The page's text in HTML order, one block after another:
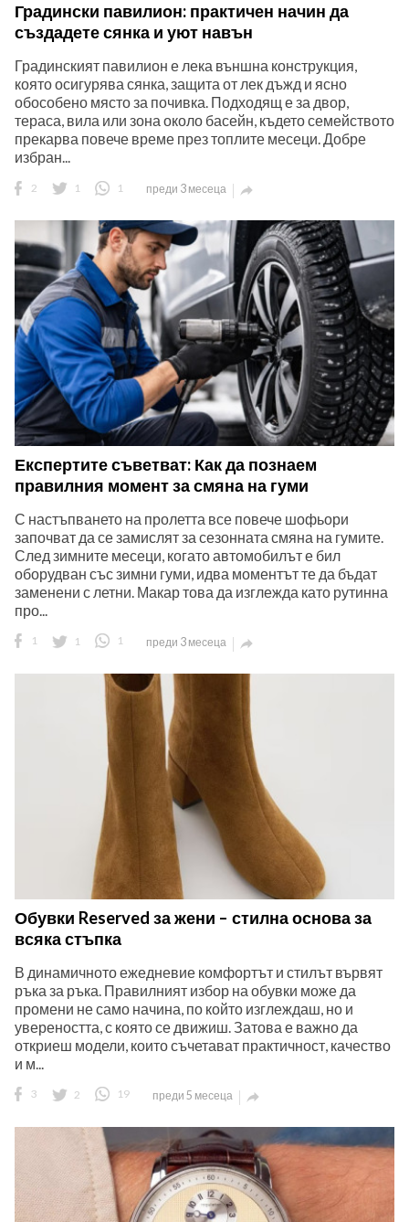
Градински павилион: практичен начин да
създадете сянка и уют навън
Градинският павилион е лека външна конструкция,
която осигурява сянка, защита от лек дъжд и ясно
обособено място за почивка. Подходящ е за двор,
тераса, вила или зона около басейн, където семейството
прекарва повече време през топлите месеци. Добре
избран...
2 1 1 преди 3 месеца 
Експертите съветват: Как да познаем
правилния момент за смяна на гуми
С настъпването на пролетта все повече шофьори
започват да се замислят за сезонната смяна на гумите.
След зимните месеци, когато автомобилът е бил
оборудван със зимни гуми, идва моментът те да бъдат
заменени с летни. Макар това да изглежда като рутинна
про...
1 1 1 преди 3 месеца 
Обувки Reserved за жени – стилна основа за
всяка стъпка
В динамичното ежедневие комфортът и стилът вървят
ръка за ръка. Правилният избор на обувки може да
промени не само начина, по който изглеждаш, но и
увереността, с която се движиш. Затова е важно да
откриеш модели, които съчетават практичност, качество
и м...
3 2 19 преди 5 месеца 